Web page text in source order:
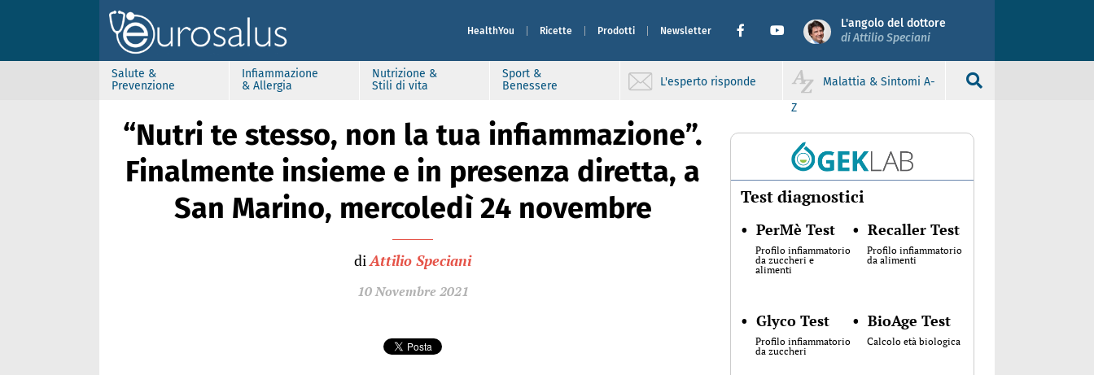
HealthYou Ricette Prodotti Newsletter
L'angolo del dottore
di Attilio Speciani
Salute &
Prevenzione
Infiammazione
& Allergia
Nutrizione &
Stili di vita
Sport &
Benessere
L'esperto risponde
Malattia & Sintomi A-
Z
“Nutri te stesso, non la tua infiammazione”.
Finalmente insieme e in presenza diretta, a
San Marino, mercoledì 24 novembre
diAttilio Speciani
10 Novembre 2021
Test diagnostici
• PerMè Test
Profilo infiammatorio
da zuccheri e
alimenti
• Recaller Test
Profilo infiammatorio
da alimenti
• Glyco Test
Profilo infiammatorio
da zuccheri
• BioAge Test
Calcolo età biologica